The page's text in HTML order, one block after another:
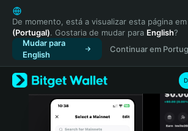
English
日本語
Tiếng Việt
Русский
Español (Latinoamérica)
Türkçe
Italiano
De momento, está a visualizar esta página em
(Portugal). Gostaria de mudar para English?
Mudar para
English
Continuar em